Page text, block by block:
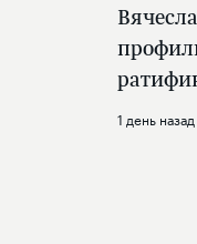
1 день назад